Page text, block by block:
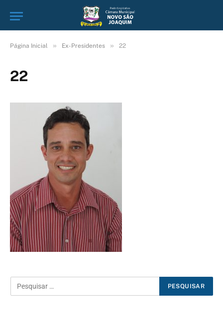
Página Inicial » Ex-Presidentes » 22
22